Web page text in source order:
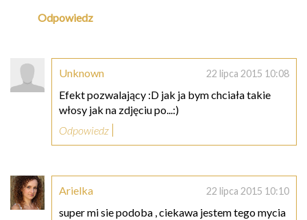
Odpowiedz
Unknown 22 lipca 2015 10:08
Efekt pozwalający :D jak ja bym chciała takie
włosy jak na zdjęciu po...:)
Odpowiedz
Arielka 22 lipca 2015 10:10
super mi sie podoba , ciekawa jestem tego mycia